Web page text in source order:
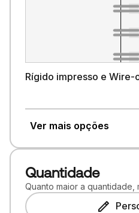
Rígido impresso e Wire-
Ver mais opções
Quantidade
Quanto maior a quantidade,